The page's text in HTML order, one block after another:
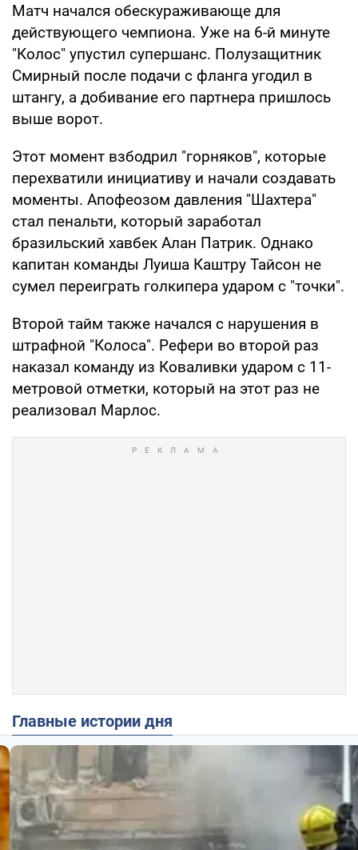
Матч начался обескураживающе для
действующего чемпиона. Уже на 6-й минуте
"Колос" упустил супершанс. Полузащитник
Смирный после подачи с фланга угодил в
штангу, а добивание его партнера пришлось
выше ворот.
Этот момент взбодрил "горняков", которые
перехватили инициативу и начали создавать
моменты. Апофеозом давления "Шахтера"
стал пенальти, который заработал
бразильский хавбек Алан Патрик. Однако
капитан команды Луиша Каштру Тайсон не
сумел переиграть голкипера ударом с "точки".
Второй тайм также начался с нарушения в
штрафной "Колоса". Рефери во второй раз
наказал команду из Коваливки ударом с 11-
метровой отметки, который на этот раз не
реализовал Марлос.
Главные истории дня